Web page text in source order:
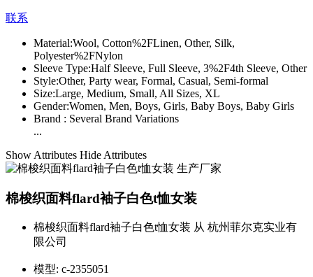
联系
Material:Wool, Cotton%2FLinen, Other, Silk,
Polyester%2FNylon
Sleeve Type:Half Sleeve, Full Sleeve, 3%2F4th Sleeve, Other
Style:Other, Party wear, Formal, Casual, Semi-formal
Size:Large, Medium, Small, All Sizes, XL
Gender:Women, Men, Boys, Girls, Baby Boys, Baby Girls
Brand : Several Brand Variations
...
Show Attributes Hide Attributes
棉梭织面料flard袖子白色t恤女装
棉梭织面料flard袖子白色t恤女装 从 杭州菲尔克实业有
限公司
模型: c-2355051